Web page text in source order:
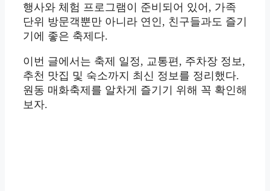
행사와 체험 프로그램이 준비되어 있어, 가족
단위 방문객뿐만 아니라 연인, 친구들과도 즐기
기에 좋은 축제다.
이번 글에서는 축제 일정, 교통편, 주차장 정보,
추천 맛집 및 숙소까지 최신 정보를 정리했다.
원동 매화축제를 알차게 즐기기 위해 꼭 확인해
보자.